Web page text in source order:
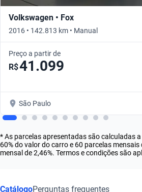
Volkswagen • Fox
2016 • 142.813 km • Manual
Preço a partir de
R$41.099
São Paulo
* As parcelas apresentadas são calculadas
60% do valor do carro e 60 parcelas
mensal de 2,46%. Termos e condições são
CatálogoPerguntas frequentes